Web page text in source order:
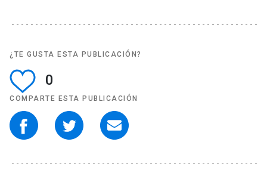
¿TE GUSTA ESTA PUBLICACIÓN?
0
COMPARTE ESTA PUBLICACIÓN